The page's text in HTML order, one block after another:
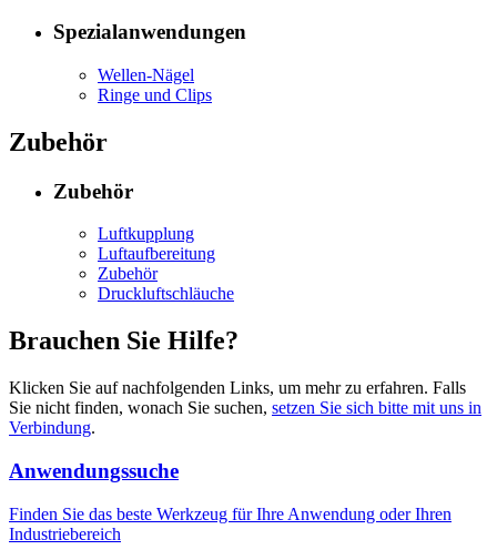
Spezialanwendungen
Wellen-Nägel
Ringe und Clips
Zubehör
Zubehör
Luftkupplung
Luftaufbereitung
Zubehör
Druckluftschläuche
Brauchen Sie Hilfe?
Klicken Sie auf nachfolgenden Links, um mehr zu erfahren. Falls
Sie nicht finden, wonach Sie suchen, setzen Sie sich bitte mit uns in
Verbindung.
Anwendungssuche
Finden Sie das beste Werkzeug für Ihre Anwendung oder Ihren
Industriebereich